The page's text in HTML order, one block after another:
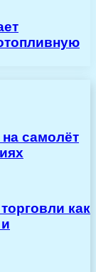
самолёт
как